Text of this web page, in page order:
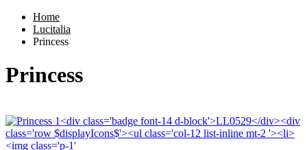
Home
Lucitalia
Princess
Princess